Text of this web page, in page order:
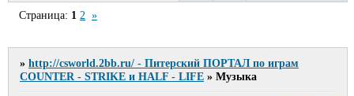
Страница: 1 2 »
»http://csworld.2bb.ru/ - Питерский ПОРТАЛ по играм
COUNTER - STRIKE и HALF - LIFE »Музыка